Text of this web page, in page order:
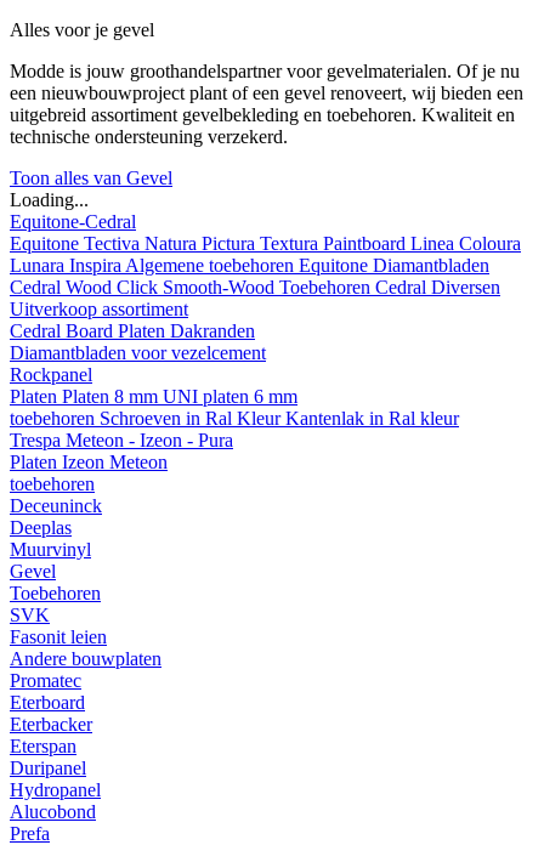
Alles voor je gevel
Modde is jouw groothandelspartner voor gevelmaterialen. Of je nu
een nieuwbouwproject plant of een gevel renoveert, wij bieden een
uitgebreid assortiment gevelbekleding en toebehoren. Kwaliteit en
technische ondersteuning verzekerd.
Toon alles van Gevel
Loading...
Equitone-Cedral
Equitone Tectiva Natura Pictura Textura Paintboard Linea Coloura
Lunara Inspira Algemene toebehoren Equitone Diamantbladen
Cedral Wood Click Smooth-Wood Toebehoren Cedral Diversen
Uitverkoop assortiment
Cedral Board Platen Dakranden
Diamantbladen voor vezelcement
Rockpanel
Platen Platen 8 mm UNI platen 6 mm
toebehoren Schroeven in Ral KleurKantenlak in Ral kleur
Trespa Meteon - Izeon - Pura
Platen Izeon Meteon
toebehoren
Deceuninck
Deeplas
Muurvinyl
Gevel
Toebehoren
SVK
Fasonit leien
Andere bouwplaten
Promatec
Eterboard
Eterbacker
Eterspan
Duripanel
Hydropanel
Alucobond
Prefa